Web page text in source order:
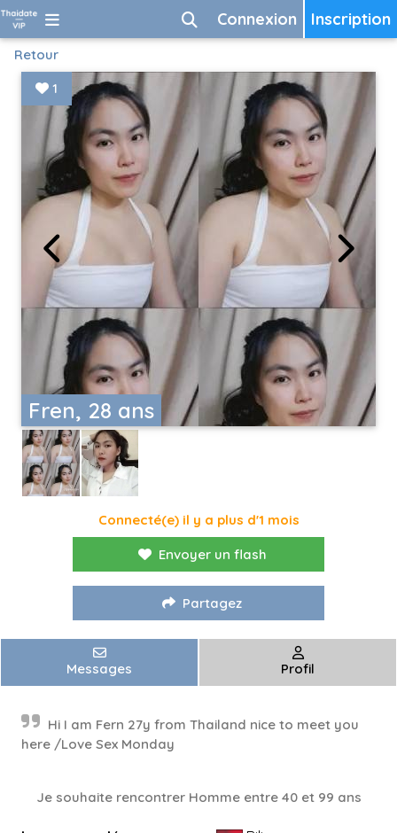
Inscription
Connexion
Retour
Fren, 28 ans
1
Connecté(e) il y a plus d'1 mois
Envoyer un flash
Partagez
Messages Profil
Hi I am Fern 27y from Thailand nice to meet you
here /Love Sex Monday
Je souhaite rencontrer Homme entre 40 et 99 ans